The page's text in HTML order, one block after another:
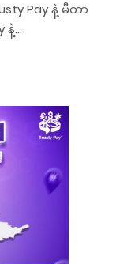
Pay နဲ့ မီတာ
...